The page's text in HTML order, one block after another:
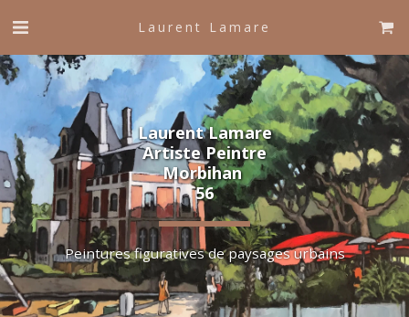
Laurent Lamare
Laurent Lamare
Artiste Peintre
Morbihan
56
Peintures figuratives de paysages urbains